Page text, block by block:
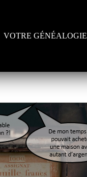
VOTRE GÉNÉALOGIE